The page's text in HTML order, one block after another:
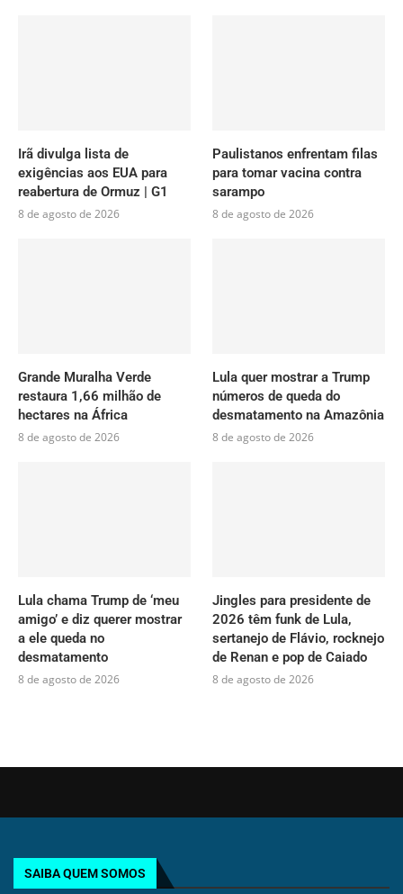
Irã divulga lista de
exigências aos EUA para
reabertura de Ormuz | G1
8 de agosto de 2026
Paulistanos enfrentam filas
para tomar vacina contra
sarampo
8 de agosto de 2026
Grande Muralha Verde
restaura 1,66 milhão de
hectares na África
8 de agosto de 2026
Lula quer mostrar a Trump
números de queda do
desmatamento na Amazônia
8 de agosto de 2026
Lula chama Trump de ‘meu
amigo’ e diz querer mostrar
a ele queda no
desmatamento
8 de agosto de 2026
Jingles para presidente de
2026 têm funk de Lula,
sertanejo de Flávio, rocknejo
de Renan e pop de Caiado
8 de agosto de 2026
SAIBA QUEM SOMOS